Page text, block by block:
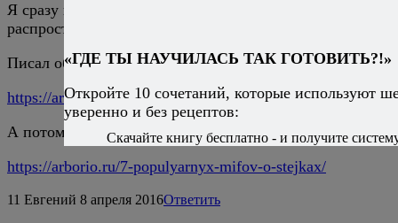
Я сразу про стейк и подумал, потому что это очень
распространенный миф. :)
Писал об этом подробно, начать можно здесь:
https://arborio.ru/kogda-solit-stejk/
А потом сюда:
https://arborio.ru/7-populyarnyx-mifov-o-stejkax/
11 Евгений 8 апреля 2016Ответить
«ГДЕ ТЫ НАУЧИЛАСЬ ТАК ГОТОВИТЬ?!»
Откройте 10 сочетаний, которые используют
уверенно и без рецептов:
Скачайте книгу бесплатно - и получите